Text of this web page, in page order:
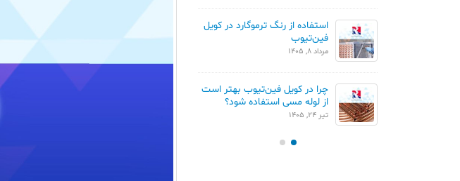
استفاده از رنگ ترموگارد در کویل
فین‌تیوب
مرداد 8, 1405
چرا در کویل فین‌تیوب بهتر است
از لوله مسی استفاده شود؟
تیر 24, 1405
مقایسه Blue Fin و Gold Fin در
کویل کندانسور